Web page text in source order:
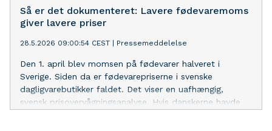
Så er det dokumenteret: Lavere fødevaremoms
giver lavere priser
28.5.2026 09:00:54 CEST Pressemeddelelse
Den 1. april blev momsen på fødevarer halveret i
Sverige. Siden da er fødevarepriserne i svenske
dagligvarebutikker faldet. Det viser en uafhængig,
svensk prisovervågningsanalyse. Hvis danskerne havde